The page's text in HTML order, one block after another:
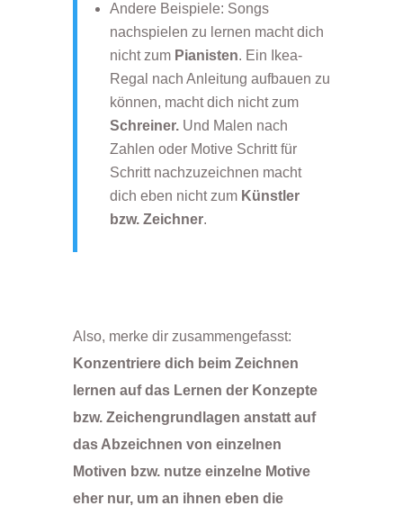
Andere Beispiele: Songs
nachspielen zu lernen macht dich
nicht zum Pianisten. Ein Ikea-
Regal nach Anleitung aufbauen zu
können, macht dich nicht zum
Schreiner.Und Malen nach
Zahlen oder Motive Schritt für
Schritt nachzuzeichnen macht
dich eben nicht zum Künstler
bzw. Zeichner.
Also, merke dir zusammengefasst:
Konzentriere dich beim Zeichnen
lernen auf das Lernen der Konzepte
bzw. Zeichengrundlagen anstatt auf
das Abzeichnen von einzelnen
Motiven bzw. nutze einzelne Motive
eher nur, um an ihnen eben die